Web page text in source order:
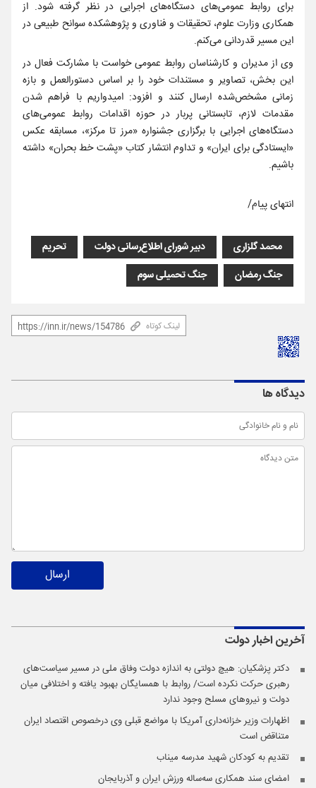
برای روابط عمومی‌های دستگاه‌های اجرایی در نظر گرفته شود. از
همکاری وزارت علوم، تحقیقات و فناوری و پژوهشکده سوانح طبیعی در
این مسیر قدردانی می‌کنم.
وی از مدیران و کارشناسان روابط عمومی خواست با مشارکت فعال در
این بخش، تصاویر و مستندات خود را بر اساس دستورالعمل و بازه
زمانی مشخص‌شده ارسال کنند و افزود: امیدواریم با فراهم شدن
مقدمات لازم، تابستانی پربار در حوزه اقدامات روابط عمومی‌های
دستگاه‌های اجرایی با برگزاری جشنواره «مرز تا مرکز»، مسابقه عکس
«ایستادگی برای ایران» و تداوم انتشار کتاب «پشت خط بحران» داشته
باشیم.
انتهای پیام/
محمد گلزاری دبیر شورای اطلاع‌رسانی دولت
تحریم
جنگ رمضان
جنگ تحمیلی سوم
لینک کوتاه
دیدگاه ها
ارسال
آخرین اخباردولت
دکتر پزشکیان: هیچ دولتی به اندازه دولت وفاق ملی در مسیر سیاست‌های
رهبری حرکت نکرده است/ روابط با همسایگان بهبود یافته و اختلافی میان
دولت و نیروهای مسلح وجود ندارد
اظهارات وزیر خزانه‌داری آمریکا با مواضع قبلی وی درخصوص اقتصاد ایران
متناقض است
تقدیم به کودکان شهید مدرسه میناب
امضای سند همکاری سه‌ساله ورزش ایران و آذربایجان